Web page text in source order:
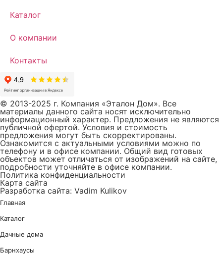
Каталог
О компании
Контакты
© 2013-2025 г. Компания «Эталон Дом». Все
материалы данного сайта носят исключительно
информационный характер. Предложения не являются
публичной офертой. Условия и стоимость
предложения могут быть скорректированы.
Ознакомится с актуальными условиями можно по
телефону и в офисе компании. Общий вид готовых
объектов может отличаться от изображений на сайте,
подробности уточняйте в офисе компании.
Политика конфиденциальности
Карта сайта
Разработка сайта: Vadim Kulikov
Главная
Каталог
Дачные дома
Барнхаусы